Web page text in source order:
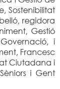
Sostenibilitat
regidora
Gestió
i
Francesc
Ciutadana i
i Gent